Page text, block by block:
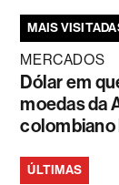
MAIS
MERCADOS
Dólar em
moedas da
colombiano
ÚLTIMAS